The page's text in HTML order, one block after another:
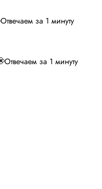
Отвечаем за 1 минуту
Отвечаем за 1 минуту